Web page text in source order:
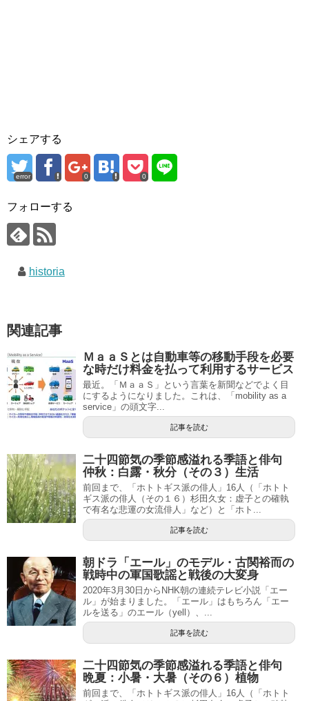
シェアする
error 0 0
フォローする
historia
関連記事
ＭａａＳとは自動車等の移動手段を必要
な時だけ料金を払って利用するサービス
最近。「ＭａａＳ」という言葉を新聞などでよく目
にするようになりました。これは、「mobility as a
service」の頭文字...
記事を読む
二十四節気の季節感溢れる季語と俳句
仲秋：白露・秋分（その３）生活
前回まで、「ホトトギス派の俳人」16人（「ホトト
ギス派の俳人（その１６）杉田久女：虚子との確執
で有名な悲運の女流俳人」など）と「ホト...
記事を読む
朝ドラ「エール」のモデル・古関裕而の
戦時中の軍国歌謡と戦後の大変身
2020年3月30日からNHK朝の連続テレビ小説「エー
ル」が始まりました。「エール」はもちろん「エー
ルを送る」のエール（yell）、...
記事を読む
二十四節気の季節感溢れる季語と俳句
晩夏：小暑・大暑（その６）植物
前回まで、「ホトトギス派の俳人」16人（「ホトト